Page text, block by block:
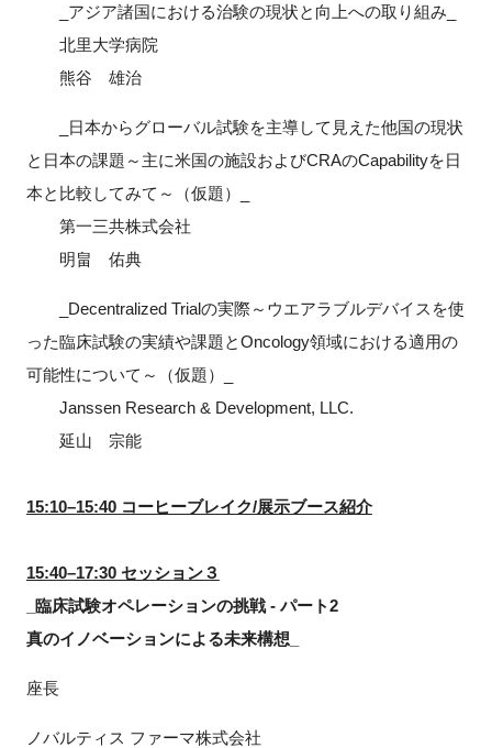
_アジア諸国における治験の現状と向上への取り組み_
北里大学病院
熊谷 雄治
_日本からグローバル試験を主導して見えた他国の現状
と日本の課題～主に米国の施設およびCRAのCapabilityを日
本と比較してみて～（仮題）_
第一三共株式会社
明畠 佑典
_Decentralized Trialの実際～ウエアラブルデバイスを使
った臨床試験の実績や課題とOncology領域における適用の
可能性について～（仮題）_
Janssen Research & Development, LLC.
延山 宗能
15:10–15:40 コーヒーブレイク/展示ブース紹介
15:40–17:30 セッション３
_臨床試験オペレーションの挑戦 - パート2
真のイノベーションによる未来構想_
座長
ノバルティス ファーマ株式会社